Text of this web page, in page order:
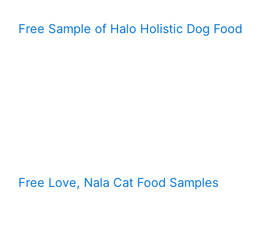
Free Sample of Halo Holistic Dog Food
Free Love, Nala Cat Food Samples